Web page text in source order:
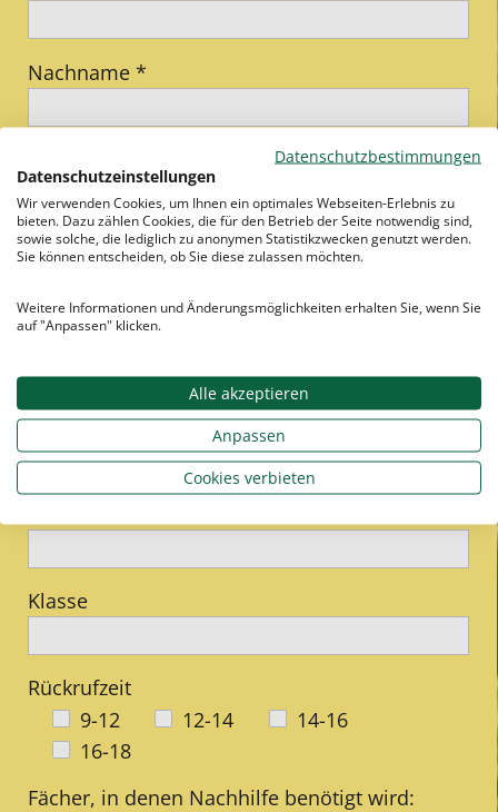
Nachname *
PLZ/Ort *
Telefon
E-Mail *
Klasse
Rückrufzeit
9-12
12-14
14-16
16-18
Fächer, in denen Nachhilfe benötigt wird:
Datenschutzbestimmungen
Datenschutzeinstellungen
Wir verwenden Cookies, um Ihnen ein optimales Webseiten-Erlebnis zu
bieten. Dazu zählen Cookies, die für den Betrieb der Seite notwendig sind,
sowie solche, die lediglich zu anonymen Statistikzwecken genutzt werden.
Sie können entscheiden, ob Sie diese zulassen möchten.
Weitere Informationen und Änderungsmöglichkeiten erhalten Sie, wenn Sie
auf "Anpassen" klicken.
Alle akzeptieren
Anpassen
Cookies verbieten